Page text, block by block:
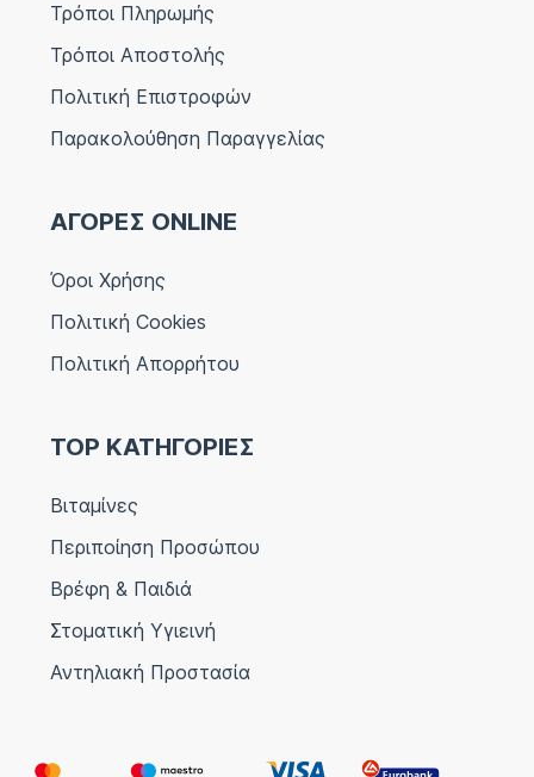
Τρόποι Πληρωμής
Τρόποι Αποστολής
Πολιτική Επιστροφών
Παρακολούθηση Παραγγελίας
ΑΓΟΡΕΣ ONLINE
Όροι Χρήσης
Πολιτική Cookies
Πολιτική Απορρήτου
TOP ΚΑΤΗΓΟΡΙΕΣ
Βιταμίνες
Περιποίηση Προσώπου
Βρέφη & Παιδιά
Στοματική Υγιεινή
Αντηλιακή Προστασία